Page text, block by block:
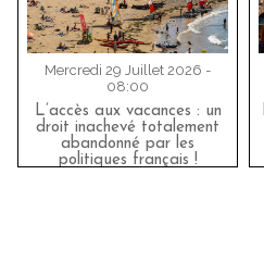
Mercredi 29 Juillet 2026 -
08:00
L’accès aux vacances : un
droit inachevé totalement
abandonné par les
politiques français !